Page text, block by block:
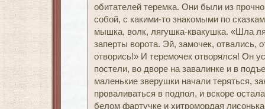
обитателей теремка. Они были из
собой, с какими-то знакомыми по
мышка, волк, лягушка-квакушка. «Шла
заперты ворота. Эй, замочек, отвались,
отворись!» И теремочек отворялся! Он
постели, во дворе на завалинке и в
маленькие зверушки начали теряться,
проваливаться в подпол, и вскоре
белом фартучке и хитромордая